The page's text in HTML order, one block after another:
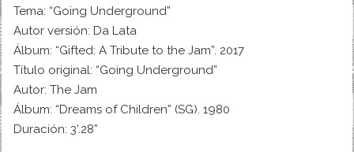
Tema: “Going Underground”
Autor versión: Da Lata
Álbum: “Gifted: A Tribute to the Jam”. 2017
Título original: “Going Underground”
Autor: The Jam
Álbum: “Dreams of Children” (SG). 1980
Duración: 3’.28”